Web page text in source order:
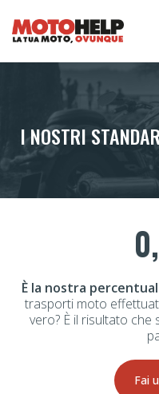
I NOSTRI
È la nostra
trasporti moto
vero? È il risultato
Fai